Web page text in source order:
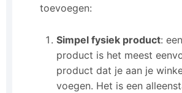
toevoegen:
Simpel fysiek product:
product is het meest
product dat je aan je
voegen. Het is een